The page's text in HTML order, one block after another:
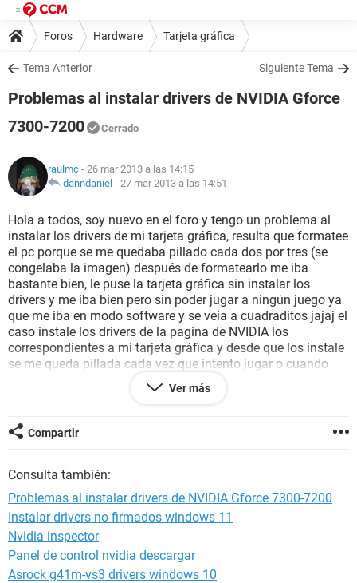
Foros Hardware Tarjeta gráfica
Tema Anterior Siguiente Tema
Problemas al instalar drivers de NVIDIA Gforce
7300-7200
Cerrado
raulmc - 26 mar 2013 a las 14:15
danndaniel - 27 mar 2013 a las 14:51
Hola a todos, soy nuevo en el foro y tengo un problema al
instalar los drivers de mi tarjeta gráfica, resulta que formatee
el pc porque se me quedaba pillado cada dos por tres (se
congelaba la imagen) después de formatearlo me iba
bastante bien, le puse la tarjeta gráfica sin instalar los
drivers y me iba bien pero sin poder jugar a ningún juego ya
que me iba en modo software y se veía a cuadraditos jajaj el
caso instale los drivers de la pagina de NVIDIA los
correspondientes a mi tarjeta gráfica y desde que los instale
se me queda pillada cada vez que intento jugar o cuando
estoy por Internet tranquilamente sin ver vídeos ni nada de
nada, alguna ayuda si sois tan amables???
Ver más
Compartir
Consulta también:
Problemas al instalar drivers de NVIDIA Gforce 7300-7200
Instalar drivers no firmados windows 11
Nvidia inspector
Panel de control nvidia descargar
Asrock g41m-vs3 drivers windows 10